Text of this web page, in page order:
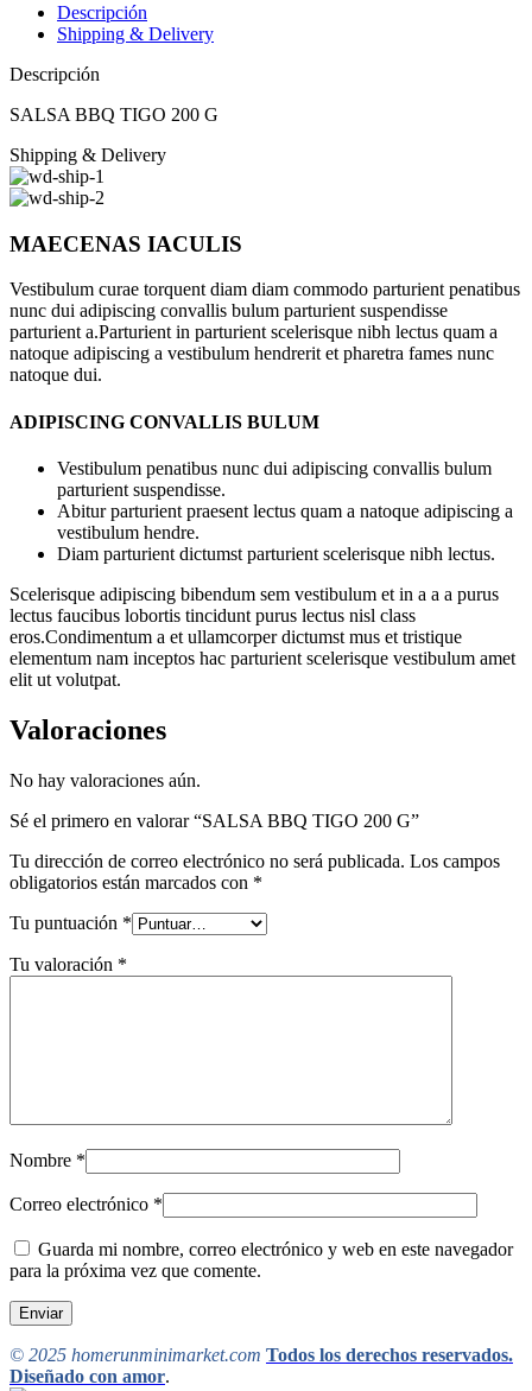
Descripción
Shipping & Delivery
Descripción
SALSA BBQ TIGO 200 G
Shipping & Delivery
MAECENAS IACULIS
Vestibulum curae torquent diam diam commodo parturient penatibus
nunc dui adipiscing convallis bulum parturient suspendisse
parturient a.Parturient in parturient scelerisque nibh lectus quam a
natoque adipiscing a vestibulum hendrerit et pharetra fames nunc
natoque dui.
ADIPISCING CONVALLIS BULUM
Vestibulum penatibus nunc dui adipiscing convallis bulum
parturient suspendisse.
Abitur parturient praesent lectus quam a natoque adipiscing a
vestibulum hendre.
Diam parturient dictumst parturient scelerisque nibh lectus.
Scelerisque adipiscing bibendum sem vestibulum et in a a a purus
lectus faucibus lobortis tincidunt purus lectus nisl class
eros.Condimentum a et ullamcorper dictumst mus et tristique
elementum nam inceptos hac parturient scelerisque vestibulum amet
elit ut volutpat.
Valoraciones
No hay valoraciones aún.
Sé el primero en valorar “SALSA BBQ TIGO 200 G”
Tu dirección de correo electrónico no será publicada. Los campos
obligatorios están marcados con *
Tu puntuación *
Tu valoración *
Nombre *
Correo electrónico *
Guarda mi nombre, correo electrónico y web en este navegador
para la próxima vez que comente.
© 2025 homerunminimarket.com Todos los derechos reservados.
Diseñado con amor.